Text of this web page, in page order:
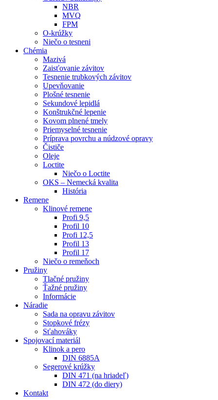
NBR
MVQ
FPM
O-krúžky
Niečo o tesneni
Chémia
Mazivá
Zaisťovanie závitov
Tesnenie trubkových závitov
Upevňovanie
Plošné tesnenie
Sekundové lepidlá
Konštrukčné lepenie
Kovom plnené tmely
Priemyselné tesnenie
Príprava povrchu a núdzové opravy
Čističe
Oleje
Loctite
Niečo o Loctite
OKS – Nemecká kvalita
História
Remene
Klinové remene
Profi 9,5
Profil 10
Profi 12,5
Profil 13
Profil 17
Niečo o remeňoch
Pružiny
Tlačné pružiny
Ťažné pružiny
Informácie
Náradie
Sada na opravu závitov
Stopkové frézy
Sťahováky
Spojovací materiál
Klinok a pero
DIN 6885A
Segerové krúžky
DIN 471 (na hriadeľ)
DIN 472 (do diery)
Kontakt